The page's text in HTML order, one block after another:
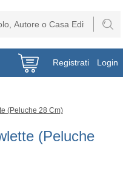
Registrati Login
(Peluche